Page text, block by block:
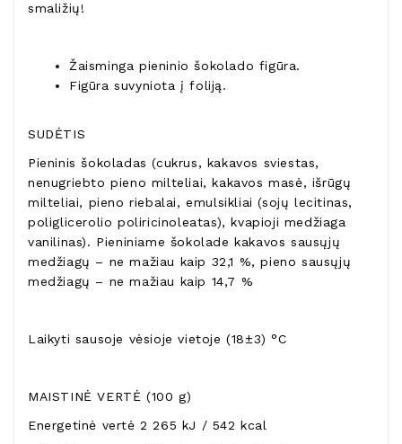
smaližių!
Žaisminga pieninio šokolado figūra.
Figūra suvyniota į foliją.
SUDĖTIS
Pieninis šokoladas (cukrus, kakavos sviestas,
nenugriebto pieno milteliai, kakavos masė, išrūgų
milteliai, pieno riebalai, emulsikliai (sojų lecitinas,
poliglicerolio poliricinoleatas), kvapioji medžiaga
vanilinas). Pieniniame šokolade kakavos sausųjų
medžiagų – ne mažiau kaip 32,1 %, pieno sausųjų
medžiagų – ne mažiau kaip 14,7 %
Laikyti sausoje vėsioje vietoje (18±3) °C
MAISTINĖ VERTĖ (100 g)
Energetinė vertė 2 265 kJ / 542 kcal